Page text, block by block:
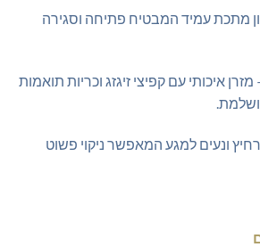
מתכת עמיד המבטיח פתיחה וסגירה
מזרן איכותי עם קפיצי זיגזג וכריות תואמות
ונעים למגע המאפשר ניקוי פשוט